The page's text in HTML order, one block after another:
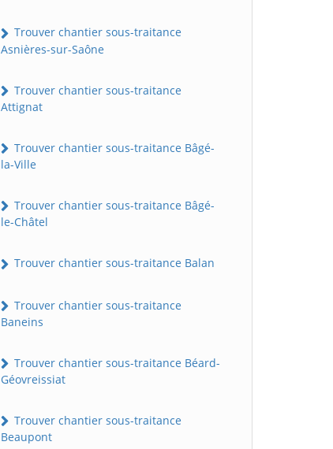
Trouver chantier sous-traitance
Asnières-sur-Saône
Trouver chantier sous-traitance
Attignat
Trouver chantier sous-traitance Bâgé-
la-Ville
Trouver chantier sous-traitance Bâgé-
le-Châtel
Trouver chantier sous-traitance Balan
Trouver chantier sous-traitance
Baneins
Trouver chantier sous-traitance Béard-
Géovreissiat
Trouver chantier sous-traitance
Beaupont